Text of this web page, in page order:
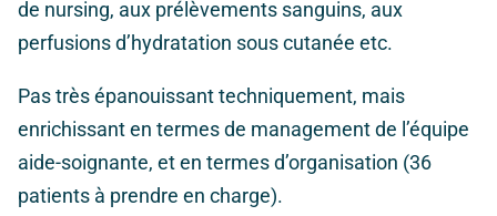
de nursing, aux prélèvements sanguins, aux
perfusions d’hydratation sous cutanée etc.
Pas très épanouissant techniquement, mais
enrichissant en termes de management de l’équipe
aide-soignante, et en termes d’organisation (36
patients à prendre en charge).